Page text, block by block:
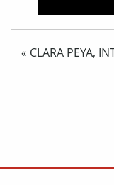
« CLARA PEYA,